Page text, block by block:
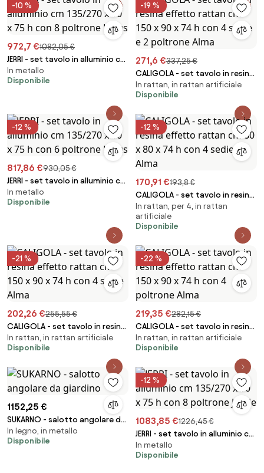
-10 %
972,7 €1082,05 €
JERRI - set tavolo in alluminio cm
135/270 x 90 x 75 h con 8
poltrone Lotus
In metallo
Disponibile
-19 %
271,6 €337,25 €
CALIGOLA - set tavolo in resina
effetto rattan cm 150 x 90 x 74
h con 4 sedie e 2 poltrone Alma
In rattan, in rattan artificiale
Disponibile
-12 %
817,86 €930,05 €
JERRI - set tavolo in alluminio cm
135/270 x 90 x 75 h con 6
poltrone Lotus
In metallo
Disponibile
-12 %
170,91 €193,8 €
CALIGOLA - set tavolo in resina
effetto rattan cm 80 x 80 x 74
h con 4 sedie Alma
In rattan, per 4, in rattan
artificiale
Disponibile
-21 %
202,26 €255,55 €
CALIGOLA - set tavolo in resina
effetto rattan cm 150 x 90 x 74
h con 4 sedie Alma
In rattan, in rattan artificiale
Disponibile
-22 %
219,35 €282,15 €
CALIGOLA - set tavolo in resina
effetto rattan cm 150 x 90 x 74
h con 4 poltrone Alma
In rattan, in rattan artificiale
Disponibile
1152,25 €
SUKARNO - salotto angolare da
giardino
In legno, in metallo
Disponibile
-12 %
1083,85 €1226,45 €
JERRI - set tavolo in alluminio cm
135/270 x 90 x 75 h con 8
poltrone Jessie
In metallo
Disponibile